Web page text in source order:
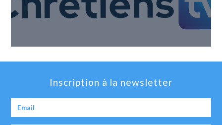
Inscription à la newsletter